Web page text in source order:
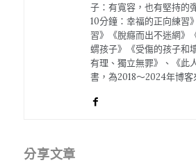
子：有寬容，也有堅持的
10分鐘：幸福的正向練習
習》《脫癮而出不迷網》
蝟孩子》《受傷的孩子和
有理、獨立無罪》、《此
書，為2018～2024年博客
分享文章